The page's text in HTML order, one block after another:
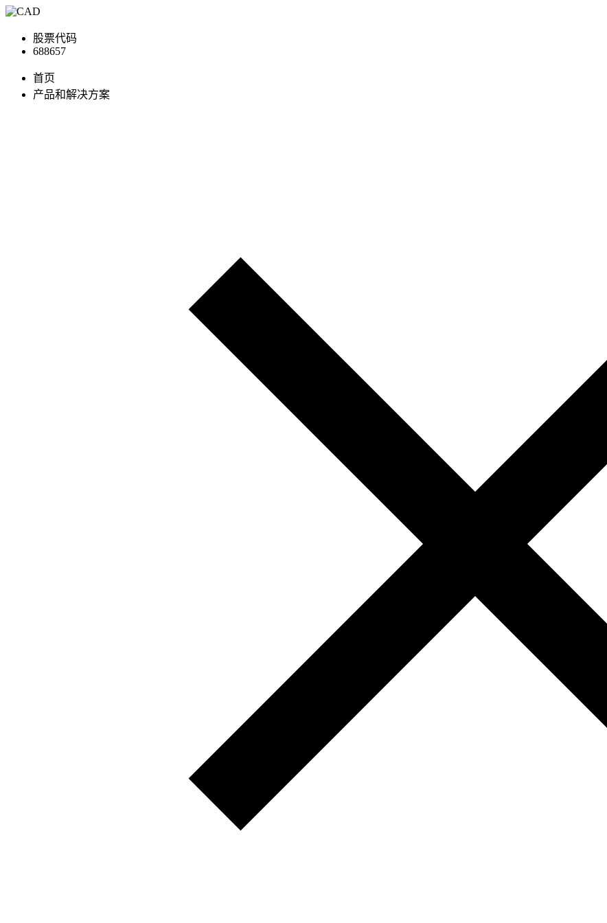
股票代码
688657
首页
产品和解决方案